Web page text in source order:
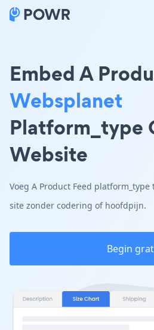
Embed A
Websplanet
Platform_type
Website
Voeg A Product Feed
site zonder codering of hoofdpijn.
Begin